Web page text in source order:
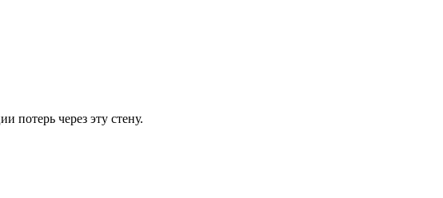
потерь через эту стену.